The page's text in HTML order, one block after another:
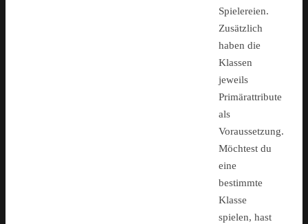
Spielereien.
Zusätzlich
haben die
Klassen
jeweils
Primärattribute
als
Voraussetzung.
Möchtest du
eine
bestimmte
Klasse
spielen, hast